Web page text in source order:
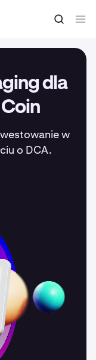
dla
w
o DCA.